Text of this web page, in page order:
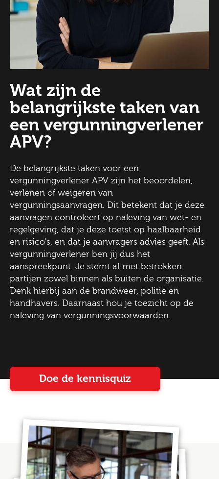
Wat zijn de
belangrijkste taken van
een vergunningverlener
APV?
De belangrijkste taken voor een
vergunningverlener APV zijn het beoordelen,
verlenen of weigeren van
vergunningsaanvragen. Dit betekent dat je deze
aanvragen controleert op naleving van wet- en
regelgeving, dat je deze toetst op haalbaarheid
en risico's, en dat je aanvragers advies geeft. Als
vergunningverlener ben jij dus het
aanspreekpunt. Je stemt af met betrokken
partijen zowel binnen als buiten de organisatie.
Denk hierbij aan de brandweer, politie en
handhavers. Daarnaast hou je toezicht op de
naleving van vergunningsvoorwaarden.
Doe de kennisquiz